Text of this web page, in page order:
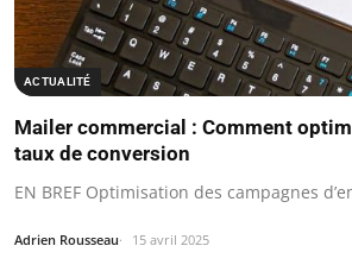
ACTUALITÉ
Mailer commercial : Comment
taux de conversion
EN BREF Optimisation des campagnes
Adrien Rousseau 15 avril 2025